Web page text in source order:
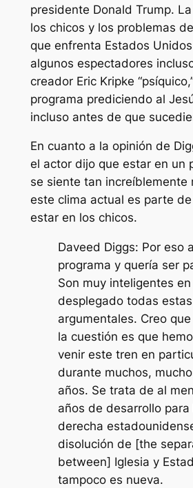
presidente Donald Trump.
los chicos y los problemas
que enfrenta Estados
algunos espectadores
creador Eric Kripke
programa prediciendo al
incluso antes de que
En cuanto a la opinión de
el actor dijo que estar en un
se siente tan increíblemente
este clima actual es parte
estar en los chicos.
Daveed Diggs: Por eso
programa y quería ser
Son muy inteligentes
desplegado todas
argumentales. Creo
la cuestión es que
venir este tren en
durante muchos,
años. Se trata de al
años de desarrollo para
derecha
disolución de [the
between] Iglesia y
tampoco es nueva.